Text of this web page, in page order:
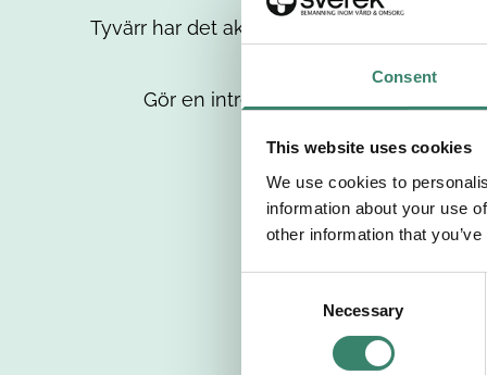
Consent
This website uses cookies
We use cookies to
information about your use
other information that
Necessary
Tyvärr har det aktuella jobbet tagits bort
Gör en intresseanmälan så